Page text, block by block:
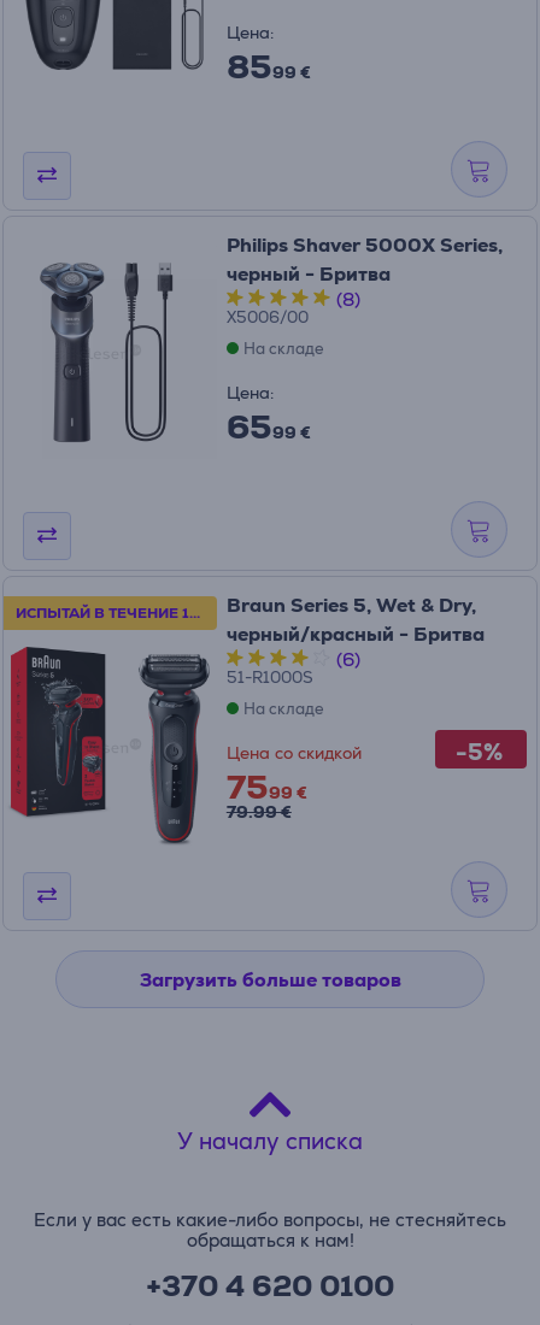
Цена:
8599 €
Philips Shaver 5000X Series,
черный - Бритва
(8)
X5006/00
На складе
Цена:
6599 €
ИСПЫТАЙ В ТЕЧЕНИЕ 100 ДНЕЙ
-5%
Braun Series 5, Wet & Dry,
черный/красный - Бритва
(6)
51-R1000S
На складе
Цена со скидкой
7599 €
79.99 €
Загрузить больше товаров
У началу списка
Если у вас есть какие-либо вопросы, не стесняйтесь
обращаться к нам!
+370 4 620 0100